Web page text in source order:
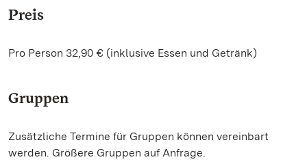
Preis
Pro Person 32,90 € (inklusive Essen und Getränk)
Gruppen
Zusätzliche Termine für Gruppen können vereinbart
werden. Größere Gruppen auf Anfrage.